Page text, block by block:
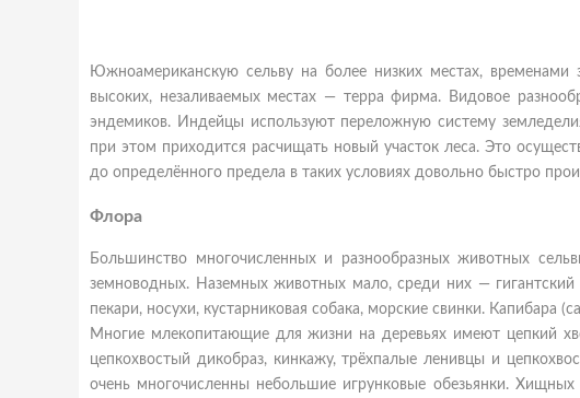
Южноамериканскую сельву на более низких местах, временами
высоких, незаливаемых местах — терра фирма. Видовое
эндемиков. Индейцы используют переложную систему
при этом приходится расчищать новый участок леса. Это
до определённого предела в таких условиях довольно быстро
Флора
Большинство многочисленных и разнообразных животных
земноводных. Наземных животных мало, среди них —
пекари, носухи, кустарниковая собака, морские свинки.
Многие млекопитающие для жизни на деревьях имеют цепкий
цепкохвостый дикобраз, кинкажу, трёхпалые ленивцы и
очень многочисленны небольшие игрунковые обезьянки.